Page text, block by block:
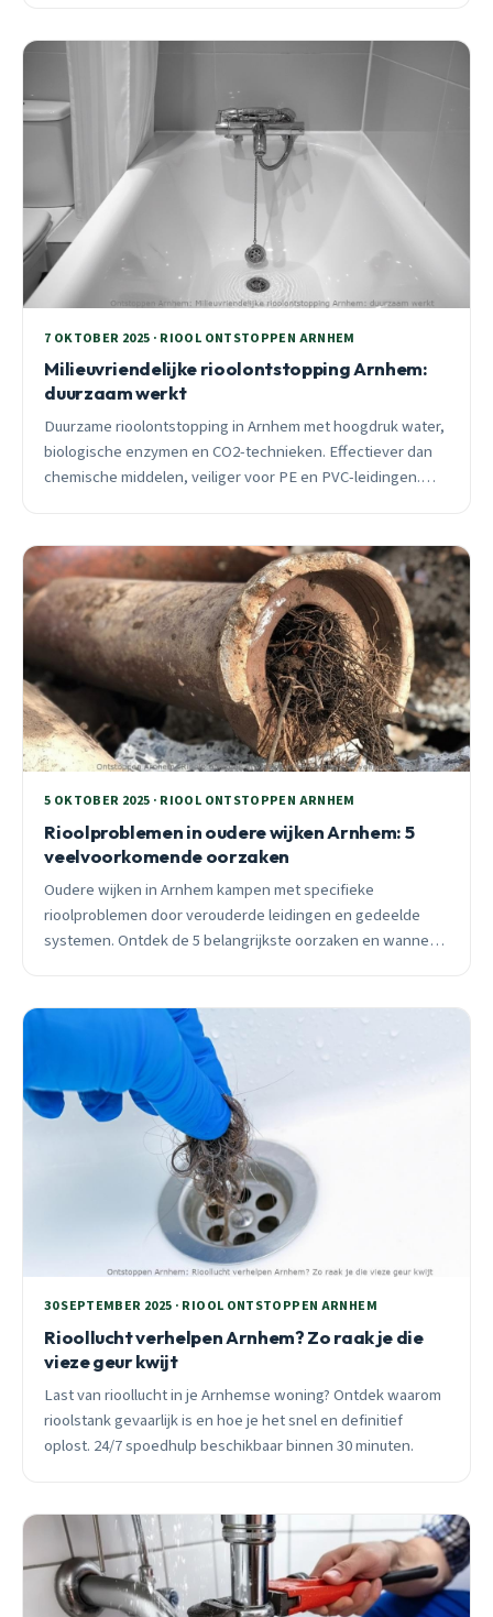
7 OKTOBER 2025 · RIOOL ONTSTOPPEN ARNHEM
Milieuvriendelijke rioolontstopping Arnhem:
duurzaam werkt
Duurzame rioolontstopping in Arnhem met hoogdruk water,
biologische enzymen en CO2-technieken. Effectiever dan
chemische middelen, veiliger voor PE en PVC-leidingen.
5 OKTOBER 2025 · RIOOL ONTSTOPPEN ARNHEM
Rioolproblemen in oudere wijken Arnhem: 5
veelvoorkomende oorzaken
Oudere wijken in Arnhem kampen met specifieke
rioolproblemen door verouderde leidingen en gedeelde
systemen. Ontdek de 5 belangrijkste oorzaken en wanneer
30 SEPTEMBER 2025 · RIOOL ONTSTOPPEN ARNHEM
Rioollucht verhelpen Arnhem? Zo raak je die
vieze geur kwijt
Last van rioollucht in je Arnhemse woning? Ontdek waarom
rioolstank gevaarlijk is en hoe je het snel en definitief
oplost. 24/7 spoedhulp beschikbaar binnen 30 minuten.